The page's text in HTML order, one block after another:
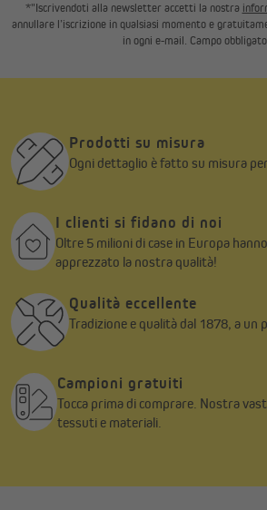
*"Iscrivendoti alla newsletter accetti la nostra
annullare l’iscrizione in qualsiasi momento e
in ogni e-mail. Campo
Prodotti su misura
Ogni dettaglio è fatto su misura
I clienti si fidano di noi
Oltre 5 milioni di case in Europa
apprezzato la nostra qualità!
Qualità eccellente
Tradizione e qualità dal 1878, a un
Campioni gratuiti
Tocca prima di comprare. Nostra
tessuti e materiali.